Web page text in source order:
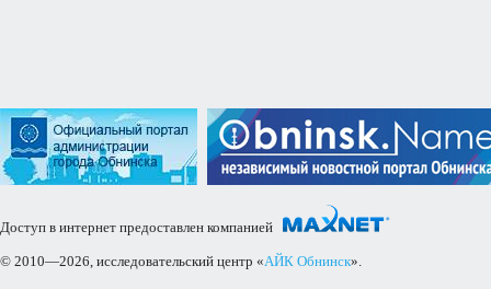
Доступ в интернет предоставлен компанией
© 2010—2026, исследовательский центр «АЙК Обнинск».